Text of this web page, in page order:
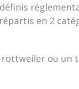
en 2
ou un